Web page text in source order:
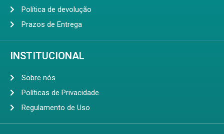
Política de devolução
Prazos de Entrega
INSTITUCIONAL
Sobre nós
Políticas de Privacidade
Regulamento de Uso